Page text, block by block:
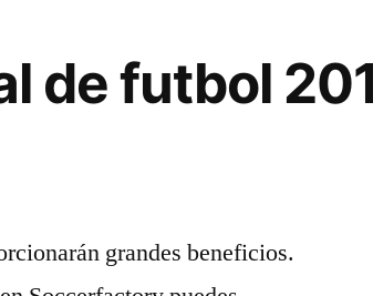
de futbol
grandes beneficios.